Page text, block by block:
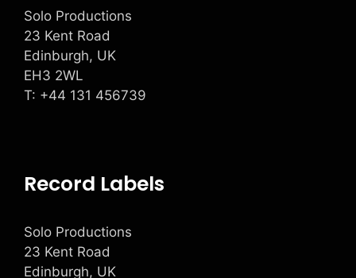
Solo Productions
23 Kent Road
Edinburgh, UK
EH3 2WL
T: +44 131 456739
Record Labels
Solo Productions
23 Kent Road
Edinburgh, UK